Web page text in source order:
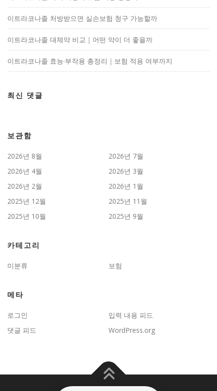
이트라코나졸 처방받으면 실손보험 청구 가능할까
이트라코나졸 대체약 비교｜어떤 약이 더 좋을까
이트라코나졸 효능·부작용 총정리｜보험 적용 여부까지
최신 댓글
보관함
2026년 8월
2026년 7월
2026년 4월
2026년 3월
2026년 2월
2026년 1월
2025년 12월
2025년 11월
2025년 10월
2025년 9월
카테고리
미분류 보험
메타
로그인
입력 내용 피드
댓글 피드
WordPress.org